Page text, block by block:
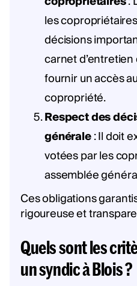
les
décisions
carnet d’entretien
fournir un accès
copropriété.
Respect des
générale: Il doit
votées par les
assemblée
Ces obligations
rigoureuse et
Quels sont les
un syndic à Blois ?